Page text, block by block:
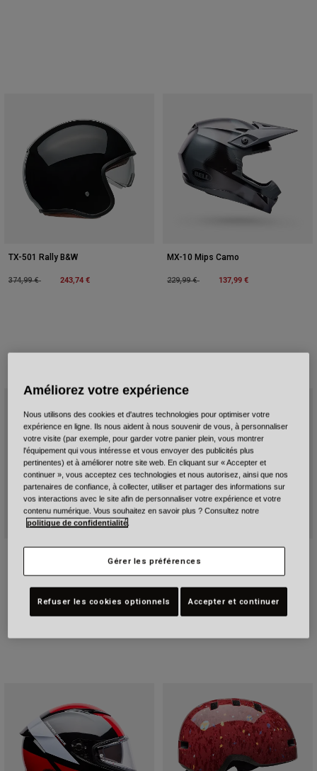
TX-501 Rally B&W
Price reduced from
374,99 €to 243,74 €
MX-10 Mips Camo
Price reduced from
229,99 €to 137,99 €
Price reduced from
239,99 €to 167,99 € Price reduced from
229,99 €to 160,99 €
Améliorez votre expérience
Nous utilisons des cookies et d'autres technologies pour optimiser votre
expérience en ligne. Ils nous aident à nous souvenir de vous, à personnaliser
votre visite (par exemple, pour garder votre panier plein, vous montrer
l'équipement qui vous intéresse et vous envoyer des publicités plus
pertinentes) et à améliorer notre site web. En cliquant sur « Accepter et
continuer », vous acceptez ces technologies et nous autorisez, ainsi que nos
partenaires de confiance, à collecter, utiliser et partager des informations sur
vos interactions avec le site afin de personnaliser votre expérience et votre
contenu numérique. Vous souhaitez en savoir plus ? Consultez notre
politique de confidentialité.
Gérer les préférences
Refuser les cookies optionnels Accepter et continuer